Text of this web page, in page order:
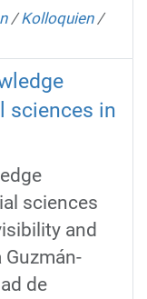
/Kolloquien /
sciences in
sciences
and
de